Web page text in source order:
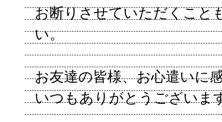
お断りさせていただくこと
い。
お友達の皆様、お心遣いに
いつもありがとうございま